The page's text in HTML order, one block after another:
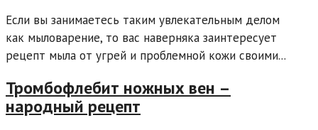
Если вы занимаетесь таким увлекательным делом
как мыловарение, то вас наверняка заинтересует
рецепт мыла от угрей и проблемной кожи своими...
Тромбофлебит ножных вен –
народный рецепт